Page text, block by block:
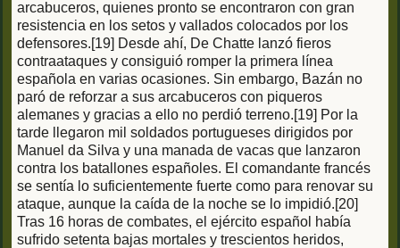
arcabuceros, quienes pronto se encontraron con gran
resistencia en los setos y vallados colocados por los
defensores.[19] Desde ahí, De Chatte lanzó fieros
contraataques y consiguió romper la primera línea
española en varias ocasiones. Sin embargo, Bazán no
paró de reforzar a sus arcabuceros con piqueros
alemanes y gracias a ello no perdió terreno.[19] Por la
tarde llegaron mil soldados portugueses dirigidos por
Manuel da Silva y una manada de vacas que lanzaron
contra los batallones españoles. El comandante francés
se sentía lo suficientemente fuerte como para renovar su
ataque, aunque la caída de la noche se lo impidió.[20]
Tras 16 horas de combates, el ejército español había
sufrido setenta bajas mortales y trescientos heridos,